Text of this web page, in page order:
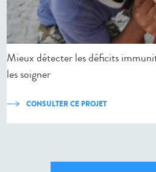
Mieux détecter les déficits
les soigner
CONSULTER CE PROJET